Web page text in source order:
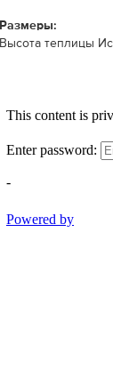
Размеры:
Высота теплицы